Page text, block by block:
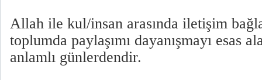
Allah ile kul/insan arasında iletişim
toplumda paylaşımı dayanışmayı esas
anlamlı günlerdendir.